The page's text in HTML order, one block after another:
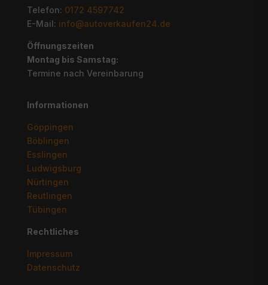
Telefon: 0172 4597742
E-Mail: info@autoverkaufen24.de
Öffnungszeiten
Montag bis Samstag:
Termine nach Vereinbarung
Informationen
Göppingen
Böblingen
Esslingen
Ludwigsburg
Nürtingen
Reutlingen
Tübingen
Rechtliches
Impressum
Datenschutz